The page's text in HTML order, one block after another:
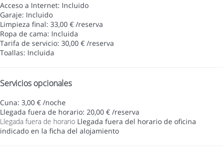
Acceso a Internet: Incluido
Garaje: Incluido
Limpieza final: 33,00 € /reserva
Ropa de cama: Incluida
Tarifa de servicio: 30,00 € /reserva
Toallas: Incluida
Servicios opcionales
Cuna: 3,00 € /noche
Llegada fuera de horario: 20,00 € /reserva
Llegada fuera de horario Llegada fuera del horario de oficina
indicado en la ficha del alojamiento